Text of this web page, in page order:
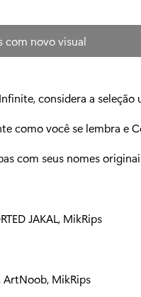
com novo visual
considera a
como você se lembra
com seus nomes
JAKAL, MikRips
ArtNoob, MikRips